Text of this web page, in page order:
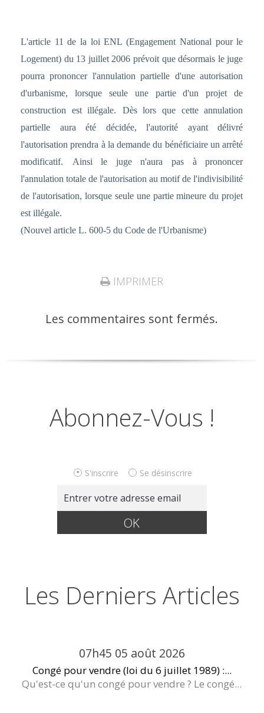
L'article 11 de la loi ENL (Engagement National pour le
Logement) du 13 juillet 2006 prévoit que désormais le juge
pourra prononcer l'annulation partielle d'une autorisation
d'urbanisme, lorsque seule une partie d'un projet de
construction est illégale.
Dès lors que cette annulation
partielle aura été décidée, l'autorité ayant délivré
l'autorisation prendra à la demande du bénéficiaire un arrêté
modificatif.
Ainsi le juge n'aura pas à prononcer
l'annulation totale de l'autorisation au motif de l'indivisibilité
de l'autorisation, lorsque seule une partie mineure du projet
est illégale.
(Nouvel article L. 600-5 du Code de l'Urbanisme)
IMPRIMER
Les commentaires sont fermés.
Abonnez-Vous !
S'inscrire Se désinscrire
Les Derniers Articles
07h45 05 août 2026
Congé pour vendre (loi du 6 juillet 1989) :...
Qu'est-ce qu'un congé pour vendre ? Le congé...